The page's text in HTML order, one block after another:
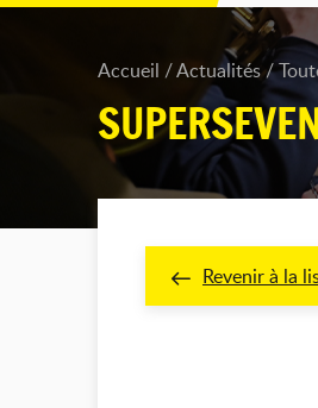
Accueil Actualités
Revenir à la